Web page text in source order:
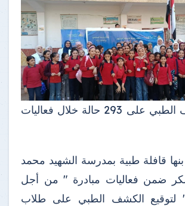
- توقيع الكشف الطبي على 293 حالة خلال فعاليات
قافلة طبية بمدرسة الشهيد محمد
ضمن فعاليات مبادرة " من أجل
لتوقيع الكشف الطبي على طلاب